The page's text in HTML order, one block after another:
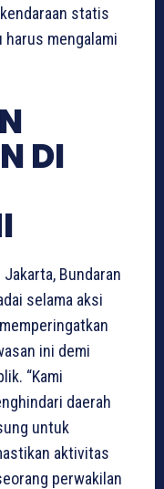
statis
harus mengalami
DI
Bundaran
selama aksi
ini demi
“Kami
daerah
untuk
aktivitas
perwakilan